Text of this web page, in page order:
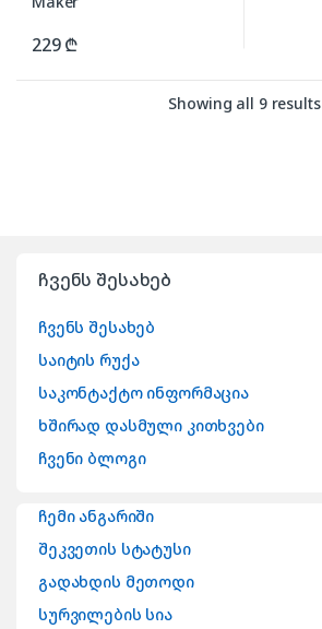
229₾
Showing all 9 results
ჩვენს შესახებ
ჩვენს შესახებ
საიტის რუქა
საკონტაქტო ინფორმაცია
ხშირად დასმული კითხვები
ჩვენი ბლოგი
ჩემი ანგარიში
შეკვეთის სტატუსი
გადახდის მეთოდი
სურვილების სია